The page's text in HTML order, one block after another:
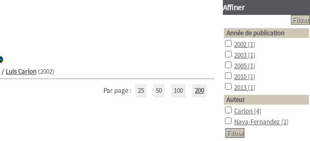
/ Luis Carlon (2002)
Par page : 25 50 100 200
Affiner
Année de publication
2002 [1]
2003 [1]
2005 [1]
2010 [1]
2013 [1]
Auteur
Carlon [4]
Nava-Fernandez [1]